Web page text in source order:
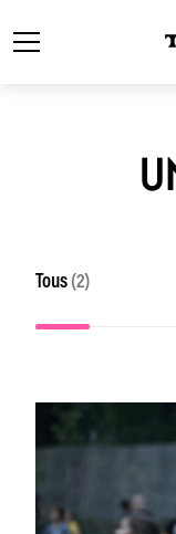
Tous (2)